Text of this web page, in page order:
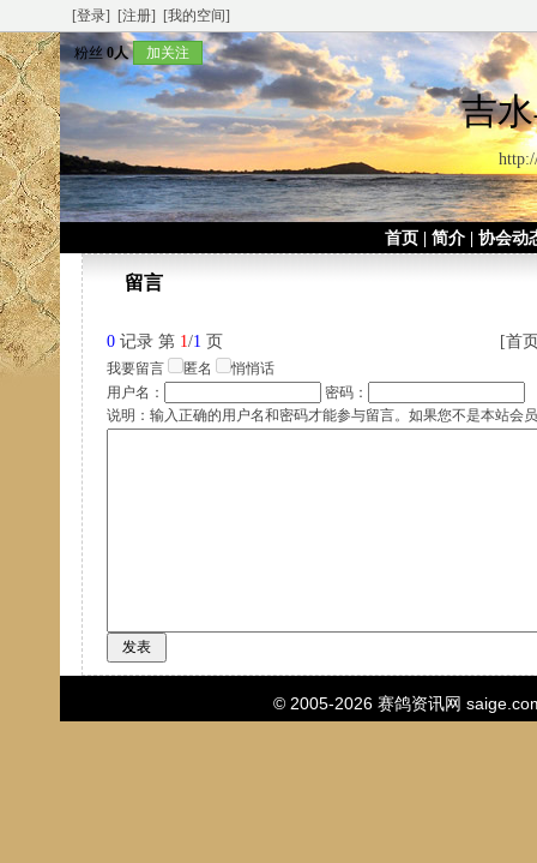
[登录] [注册] [我的空间]
粉丝 0人 加关注
吉
首页 简介 协会动
留言
0 记录 第 1/1 页 [首
我要留言 匿名
悄悄话
用户名：
密码：
说明：输入正确的用户名和密码才能参与留言。如果您不是本站会
© 2005-2026 赛鸽资讯网